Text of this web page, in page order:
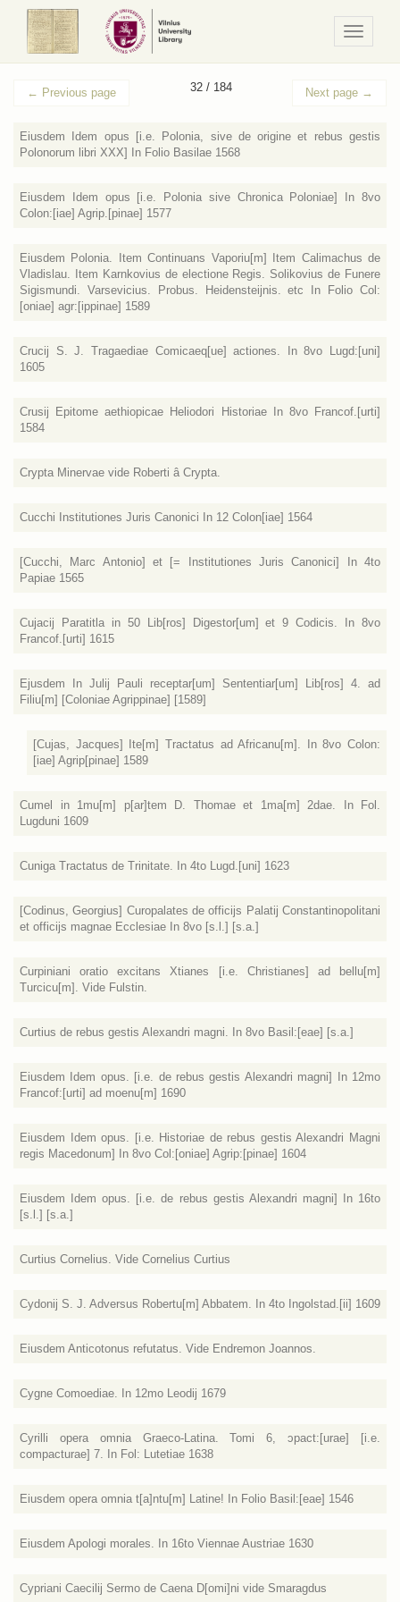
/
Meniu
← Previous page 32 / 184 Next page →
Eiusdem Idem opus [i.e. Polonia, sive de origine et rebus gestis
Polonorum libri XXX] In Folio Basilae 1568
Eiusdem Idem opus [i.e. Polonia sive Chronica Poloniae] In 8vo
Colon:[iae] Agrip.[pinae] 1577
Eiusdem Polonia. Item Continuans Vaporiu[m] Item Calimachus de
Vladislau. Item Karnkovius de electione Regis. Solikovius de Funere
Sigismundi. Varsevicius. Probus. Heidensteijnis. etc In Folio Col:
[oniae] agr:[ippinae] 1589
Crucij S. J. Tragaediae Comicaeq[ue] actiones. In 8vo Lugd:[uni]
1605
Crusij Epitome aethiopicae Heliodori Historiae In 8vo Francof.[urti]
1584
Crypta Minervae vide Roberti â Crypta.
Cucchi Institutiones Juris Canonici In 12 Colon[iae] 1564
[Cucchi, Marc Antonio] et [= Institutiones Juris Canonici] In 4to
Papiae 1565
Cujacij Paratitla in 50 Lib[ros] Digestor[um] et 9 Codicis. In 8vo
Francof.[urti] 1615
Ejusdem In Julij Pauli receptar[um] Sententiar[um] Lib[ros] 4. ad
Filiu[m] [Coloniae Agrippinae] [1589]
[Cujas, Jacques] Ite[m] Tractatus ad Africanu[m]. In 8vo Colon:
[iae] Agrip[pinae] 1589
Cumel in 1mu[m] p[ar]tem D. Thomae et 1ma[m] 2dae. In Fol.
Lugduni 1609
Cuniga Tractatus de Trinitate. In 4to Lugd.[uni] 1623
[Codinus, Georgius] Curopalates de officijs Palatij Constantinopolitani
et officijs magnae Ecclesiae In 8vo [s.l.] [s.a.]
Curpiniani oratio excitans Xtianes [i.e. Christianes] ad bellu[m]
Turcicu[m]. Vide Fulstin.
Curtius de rebus gestis Alexandri magni. In 8vo Basil:[eae] [s.a.]
Eiusdem Idem opus. [i.e. de rebus gestis Alexandri magni] In 12mo
Francof:[urti] ad moenu[m] 1690
Eiusdem Idem opus. [i.e. Historiae de rebus gestis Alexandri Magni
regis Macedonum] In 8vo Col:[oniae] Agrip:[pinae] 1604
Eiusdem Idem opus. [i.e. de rebus gestis Alexandri magni] In 16to
[s.l.] [s.a.]
Curtius Cornelius. Vide Cornelius Curtius
Cydonij S. J. Adversus Robertu[m] Abbatem. In 4to Ingolstad.[ii] 1609
Eiusdem Anticotonus refutatus. Vide Endremon Joannos.
Cygne Comoediae. In 12mo Leodij 1679
Cyrilli opera omnia Graeco-Latina. Tomi 6, ɔpact:[urae] [i.e.
compacturae] 7. In Fol: Lutetiae 1638
Eiusdem opera omnia t[a]ntu[m] Latine! In Folio Basil:[eae] 1546
Eiusdem Apologi morales. In 16to Viennae Austriae 1630
Cypriani Caecilij Sermo de Caena D[omi]ni vide Smaragdus